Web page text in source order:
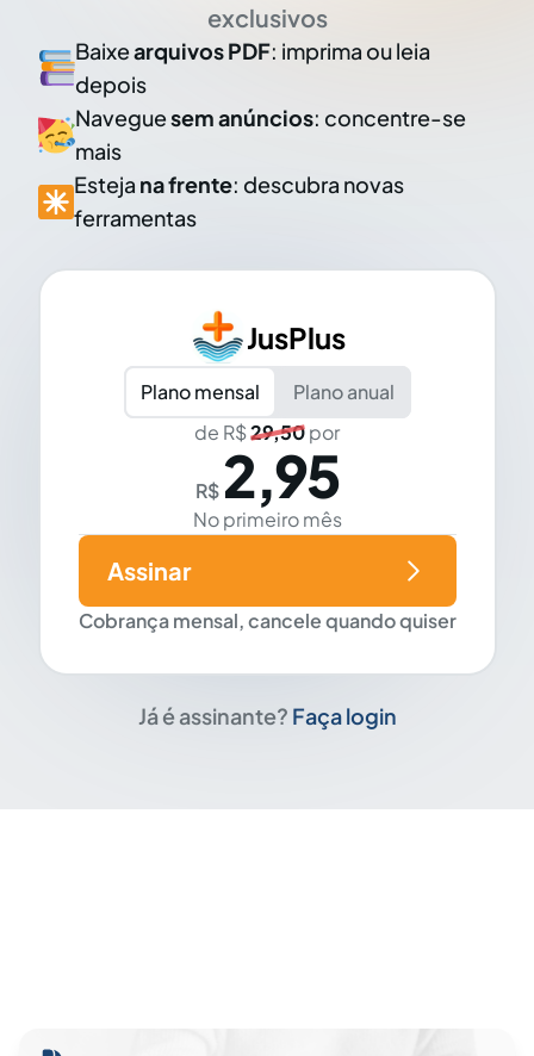
exclusivos
Baixearquivos PDF: imprima ou leia
depois
Naveguesem anúncios: concentre-se
mais
Esteja na frente: descubra novas
ferramentas
JusPlus
Plano mensal
Plano anual
de R$29,50por
R$ 2,95
No primeiro mês
Cobrança mensal, cancele quando quiser
Assinar
Já é assinante? Faça login